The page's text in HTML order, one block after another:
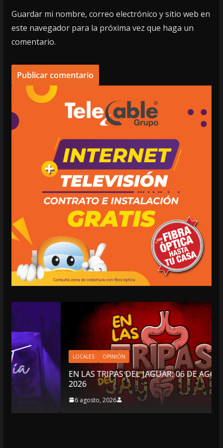
Guardar mi nombre, correo electrónico y sitio web en
este navegador para la próxima vez que haga un
comentario.
LOCALES OPINIÓN
EN LAS TRIPAS DEL JAGUAR: 06 DE AGOSTO DE
2026
6 agosto, 2026